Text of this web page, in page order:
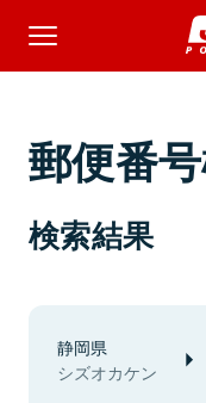
郵便番
検索結果
静岡県
シズオカケン